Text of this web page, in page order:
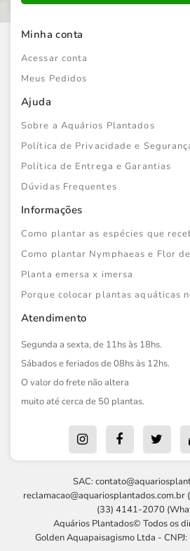
Minha conta
Acessar conta
Meus Pedidos
Ajuda
Sobre a Aquários Plantados
Política de Privacidade e
Política de Entrega e Garantias
Dúvidas Frequentes
Informações
Como plantar as espécies que
Como plantar Nymphaeas e Flor
Planta emersa x imersa
Porque colocar plantas aquáticas
Atendimento
Segunda a sexta, de 11hs às 18hs.
Sábados e feriados de 08hs às 12hs.
O valor do frete não altera
muito até cerca de 50 plantas.
SAC:
reclamacao@aquariosplantados.com.br
(33) 4141-2070
Aquários Plantados© Todos os
Golden Aquapaisagismo Ltda -